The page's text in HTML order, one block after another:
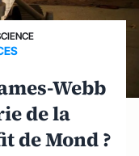
Webb
de la
de Mond ?